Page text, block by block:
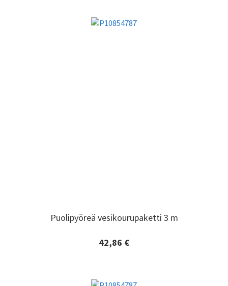
Puolipyöreä vesikourupaketti 3 m
42,86 €
Puolipyöreä vesikourupaketti 3 m
Lisätiedot ja tilaaminen